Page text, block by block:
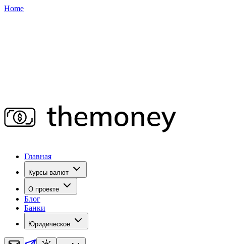
Home
Главная
Курсы валют
О проекте
Блог
Банки
Юридическое